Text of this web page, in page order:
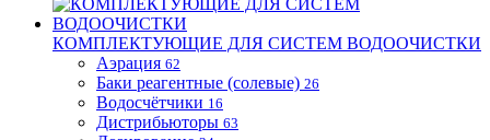
КОМПЛЕКТУЮЩИЕ ДЛЯ СИСТЕМ ВОДООЧИСТКИ
Аэрация 62
Баки реагентные (солевые) 26
Водосчётчики 16
Дистрибьюторы 63